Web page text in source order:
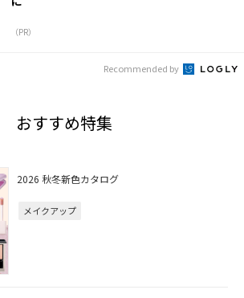
（PR）
Recommended by
おすすめ特集
2026 秋冬新色カタログ
メイクアップ